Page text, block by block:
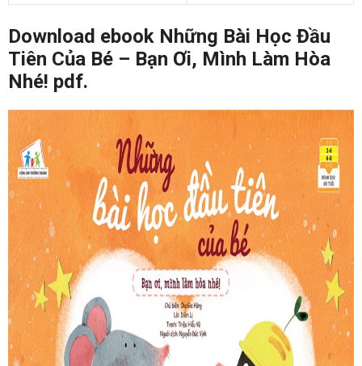
Download ebook Những Bài Học Đầu
Tiên Của Bé – Bạn Ơi, Mình Làm Hòa
Nhé! pdf.